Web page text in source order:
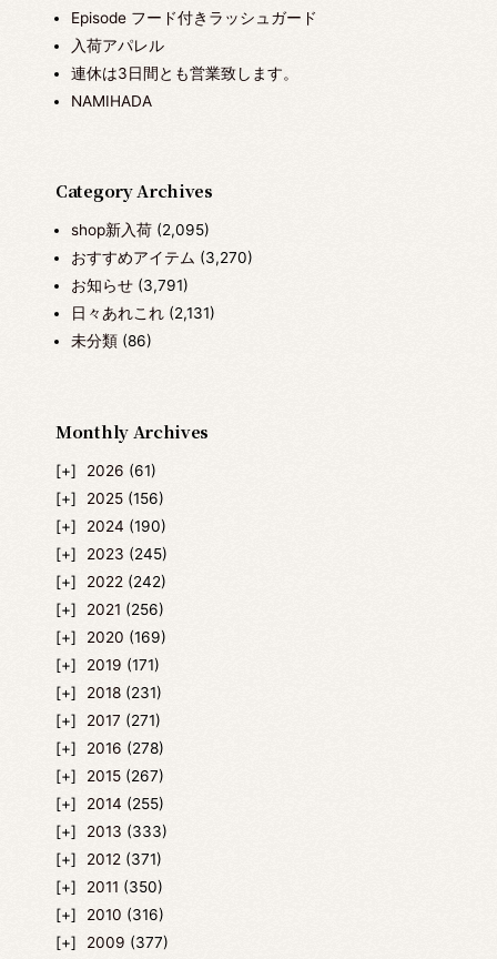
Episode フード付きラッシュガード
入荷アパレル
連休は3日間とも営業致します。
NAMIHADA
Category Archives
shop新入荷(2,095)
おすすめアイテム (3,270)
お知らせ(3,791)
日々あれこれ(2,131)
未分類(86)
Monthly Archives
2026 (61)
2025 (156)
2024 (190)
2023 (245)
2022 (242)
2021 (256)
2020 (169)
2019 (171)
2018 (231)
2017 (271)
2016 (278)
2015 (267)
2014 (255)
2013 (333)
2012 (371)
2011 (350)
2010 (316)
2009 (377)